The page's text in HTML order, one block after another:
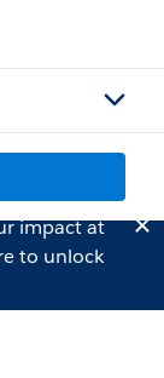
impact at
to unlock